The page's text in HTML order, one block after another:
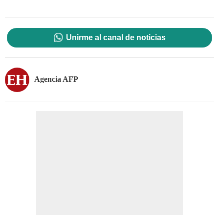
Unirme al canal de noticias
Agencia AFP